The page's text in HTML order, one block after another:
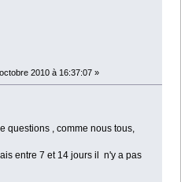
2010 à 16:37:07 »
questions , comme nous tous,
entre 7 et 14 jours il n'y a pas